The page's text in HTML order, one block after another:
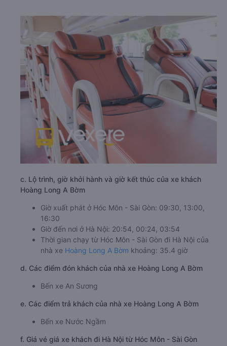
c. Lộ trình, giờ khởi hành và giờ kết thúc của xe khách
Hoàng Long A Bờm
Giờ xuất phát ở Hóc Môn - Sài Gòn: 09:30, 13:00,
16:30
Giờ đến nơi ở Hà Nội: 20:54, 00:24, 03:54
Thời gian chạy từ Hóc Môn - Sài Gòn đi Hà Nội của
nhà xe Hoàng Long A Bờm khoảng: 35.4 giờ
d. Các điểm đón khách của nhà xe Hoàng Long A Bờm
Bến xe An Sương
e. Các điểm trả khách của nhà xe Hoàng Long A Bờm
Bến xe Nước Ngầm
f. Giá vé giá xe khách đi Hà Nội từ Hóc Môn - Sài Gòn